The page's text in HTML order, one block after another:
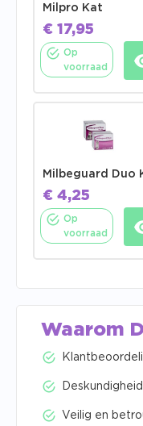
Milpro Kat
€ 17,95
Op
voorraad
Milbeguard Duo
€ 4,25
Op
voorraad
Waarom
Veilig en